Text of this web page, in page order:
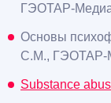
ГЭОТАР-
Основы
С.М., ГЭОТАР-
Substance